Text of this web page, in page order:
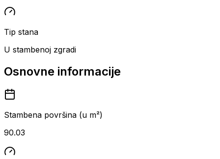
Tip stana
U stambenoj zgradi
Osnovne informacije
Stambena površina (u m²)
90.03